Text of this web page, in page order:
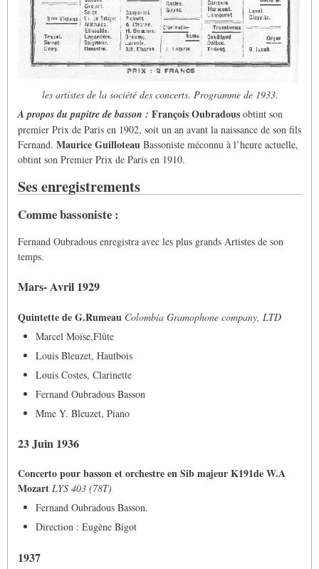
les artistes de la société des concerts. Programme de 1933.
A propos du pupitre de basson : François Oubradous obtint son
premier Prix de Paris en 1902, soit un an avant la naissance de son fils
Fernand. Maurice Guilloteau Bassoniste méconnu à l’heure actuelle,
obtint son Premier Prix de Paris en 1910.
Ses enregistrements
Comme bassoniste :
Fernand Oubradous enregistra avec les plus grands Artistes de son
temps.
Mars- Avril 1929
Quintette de G.Rumeau Colombia Gramophone company, LTD
Marcel Moïse,Flûte
Louis Bleuzet, Hautbois
Louis Costes, Clarinette
Fernand Oubradous Basson
Mme Y. Bleuzet, Piano
23 Juin 1936
Concerto pour basson et orchestre en Sib majeur K191de W.A
Mozart LYS 403 (78T)
Fernand Oubradous Basson.
Direction : Eugène Bigot
1937